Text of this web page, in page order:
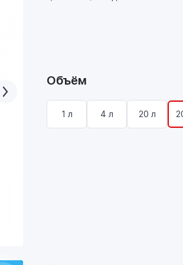
Объём
1 л 4 л 20 л